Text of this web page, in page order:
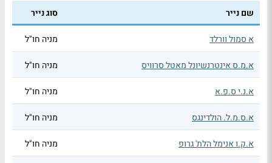
שם נייר סוג נייר
א סמול וורלד מניה חו"ל
א.מ.ס אינטרנשיונל מאטל סרוויס מניה חו"ל
א.נ.י ס.פ.א מניה חו"ל
א.ס.מ.ל. הולדינגס מניה חו"ל
א.ק.ו אנימל הלת' גרופ מניה חו"ל